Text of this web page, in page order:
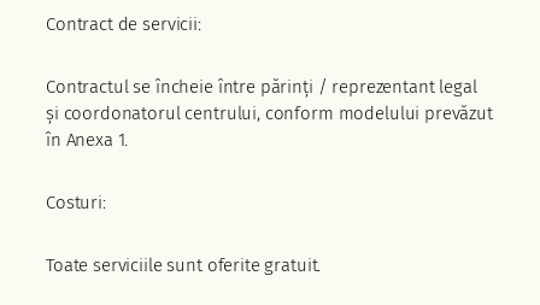
Contract de servicii:
Contractul se încheie între părinți / reprezentant legal
și coordonatorul centrului, conform modelului prevăzut
în Anexa 1.
Costuri:
Toate serviciile sunt oferite gratuit.